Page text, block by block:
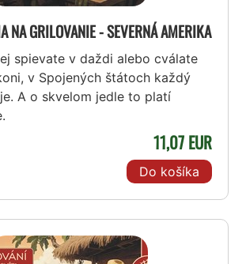
NA GRILOVANIE - SEVERNÁ AMERIKA
spievate v daždi alebo cválate
v Spojených štátoch každý
A o skvelom jedle to platí
11,07 EUR
Do košíka